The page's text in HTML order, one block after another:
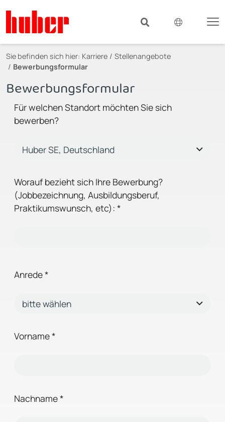
Sie befinden sich hier: Karriere
Stellenangebote
Bewerbungsformular
Bewerbungsformular
Für welchen Standort möchten Sie sich
bewerben?
Worauf bezieht sich Ihre Bewerbung?
(Jobbezeichnung, Ausbildungsberuf,
Praktikumswunsch, etc): *
Anrede*
Vorname*
Nachname*